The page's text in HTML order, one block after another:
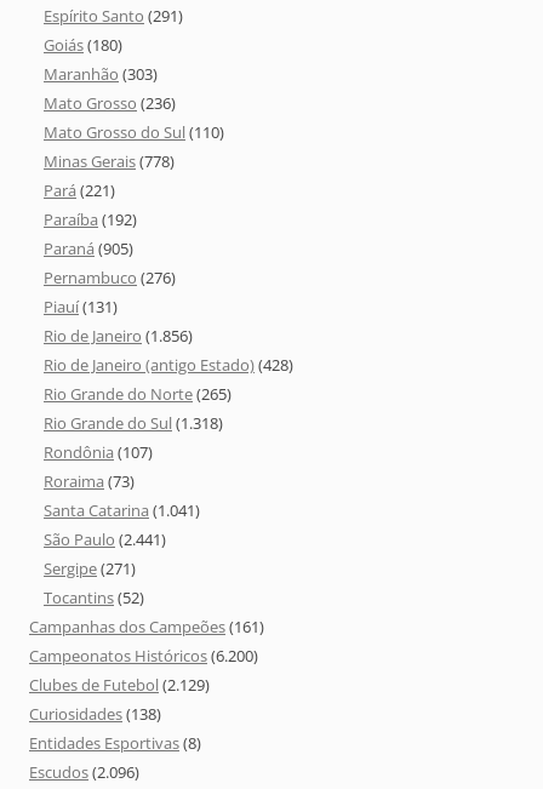
Espírito Santo (291)
Goiás(180)
Maranhão (303)
Mato Grosso (236)
Mato Grosso do Sul(110)
Minas Gerais(778)
Pará (221)
Paraíba (192)
Paraná (905)
Pernambuco (276)
Piauí(131)
Rio de Janeiro (1.856)
Rio de Janeiro (antigo Estado)(428)
Rio Grande do Norte(265)
Rio Grande do Sul(1.318)
Rondônia (107)
Roraima (73)
Santa Catarina (1.041)
São Paulo (2.441)
Sergipe(271)
Tocantins(52)
Campanhas dos Campeões(161)
Campeonatos Históricos(6.200)
Clubes de Futebol(2.129)
Curiosidades(138)
Entidades Esportivas(8)
Escudos(2.096)